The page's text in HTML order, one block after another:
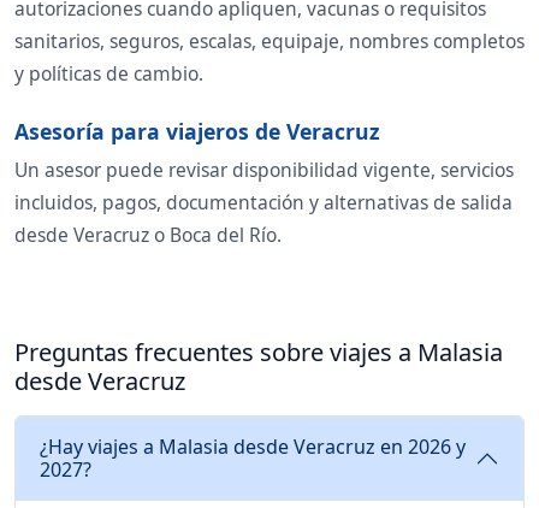
autorizaciones cuando apliquen, vacunas o requisitos
sanitarios, seguros, escalas, equipaje, nombres completos
y políticas de cambio.
Asesoría para viajeros de Veracruz
Un asesor puede revisar disponibilidad vigente, servicios
incluidos, pagos, documentación y alternativas de salida
desde Veracruz o Boca del Río.
Preguntas frecuentes sobre viajes a Malasia
desde Veracruz
¿Hay viajes a Malasia desde Veracruz en 2026 y
2027?